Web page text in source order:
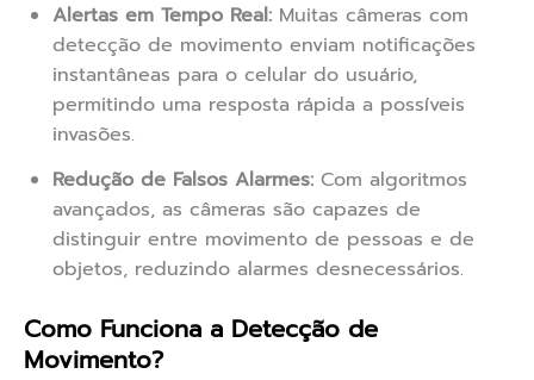
Alertas em Tempo Real: Muitas câmeras com
detecção de movimento enviam notificações
instantâneas para o celular do usuário,
permitindo uma resposta rápida a possíveis
invasões.
Redução de Falsos Alarmes: Com algoritmos
avançados, as câmeras são capazes de
distinguir entre movimento de pessoas e de
objetos, reduzindo alarmes desnecessários.
Como Funciona a Detecção de
Movimento?